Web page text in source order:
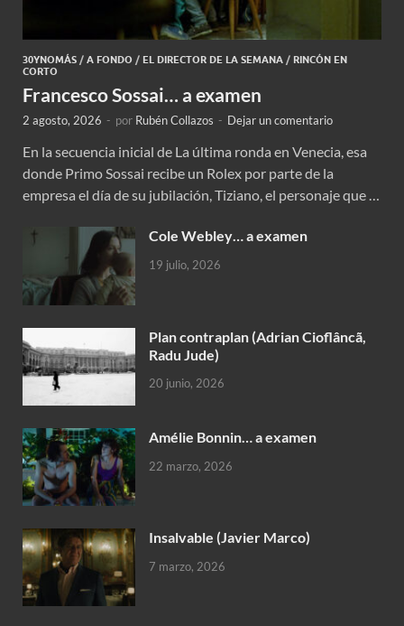
30YNOMÁS / A FONDO / EL DIRECTOR DE LA SEMANA / RINCÓN EN
CORTO
Francesco Sossai… a examen
2 agosto, 2026 - por Rubén Collazos - Dejar un comentario
En la secuencia inicial de La última ronda en Venecia, esa
donde Primo Sossai recibe un Rolex por parte de la
empresa el día de su jubilación, Tiziano, el personaje que …
Cole Webley… a examen
19 julio, 2026
Plan contraplan (Adrian Cioflâncã,
Radu Jude)
20 junio, 2026
Amélie Bonnin… a examen
22 marzo, 2026
Insalvable (Javier Marco)
7 marzo, 2026